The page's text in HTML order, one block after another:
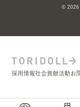
© 2026
採用情報社会貢献活動お